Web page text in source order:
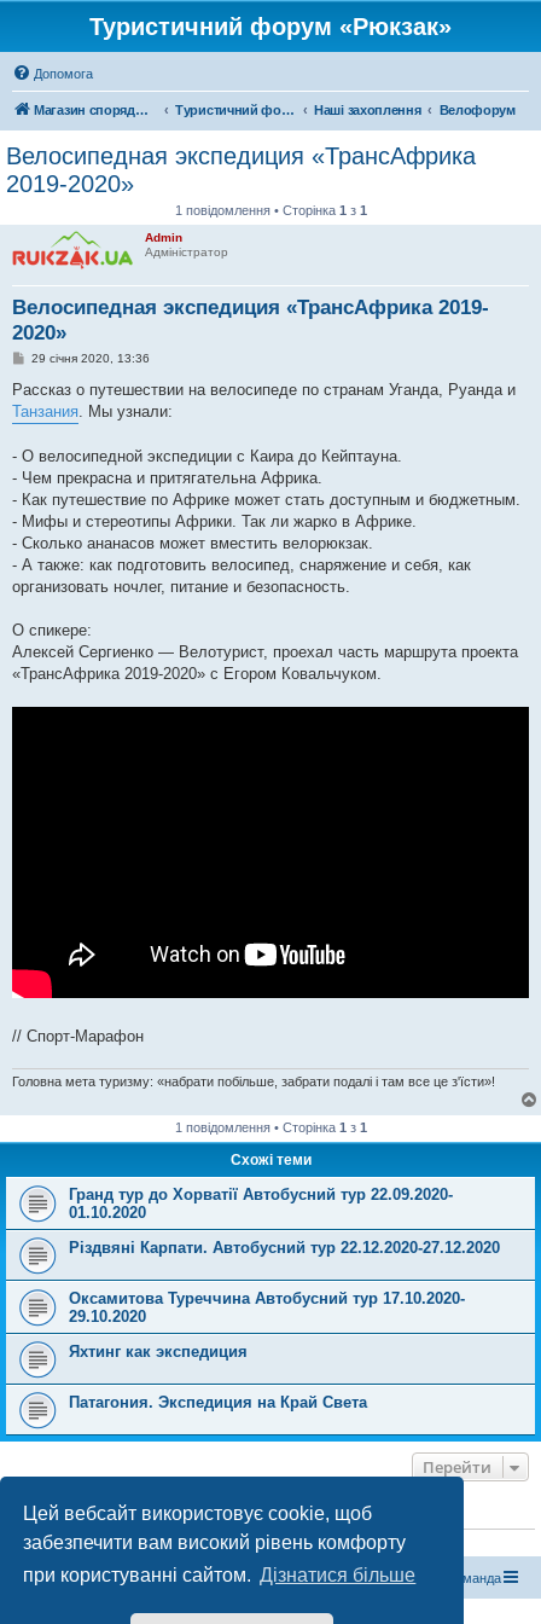
Цей вебсайт використовує cookie, щоб
забезпечити вам високий рівень комфорту
при користуванні сайтом. Дізнатися більше
Туристичний форум «Рюкзак»
Допомога
Магазин спорядження Туристичний форум «Рюкзак» Наші захоплення Велофорум
Велосипедная экспедиция «ТрансАфрика
2019-2020»
1 повідомлення • Сторінка 1 з 1
Admin
Адміністратор
Велосипедная экспедиция «ТрансАфрика 2019-
2020»
П
в
д
л
е
н
н
я
29 січня 2020, 13:36
Рассказ о путешествии на велосипеде по странам Уганда, Руанда и
Танзания. Мы узнали:
- О велосипедной экспедиции с Каира до Кейптауна.
- Чем прекрасна и притягательна Африка.
- Как путешествие по Африке может стать доступным и бюджетным.
- Мифы и стереотипы Африки. Так ли жарко в Африке.
- Сколько ананасов может вместить велорюкзак.
- А также: как подготовить велосипед, снаряжение и себя, как
организовать ночлег, питание и безопасность.
О спикере:
Алексей Сергиенко — Велотурист, проехал часть маршрута проекта
«ТрансАфрика 2019-2020» с Егором Ковальчуком.
// Спорт-Марафон
Головна мета туризму: «набрати побільше, забрати подалі і там все це з'їсти»!
1 повідомлення • Сторінка 1 з 1
Схожі теми
Гранд тур до Хорватії Автобусний тур 22.09.2020-
01.10.2020
Різдвяні Карпати. Автобусний тур 22.12.2020-27.12.2020
Оксамитова Туреччина Автобусний тур 17.10.2020-
29.10.2020
Яхтинг как экспедиция
Патагония. Экспедиция на Край Света
Перейти
ХТО ЗАРАЗ ОНЛАЙН
Зараз переглядають цей форум:ClaudeBot [бот ШІ]і 0 гостей
Магазин спорядження Туристичний форум «Рюкзак» Команда
Працює на phpBB® Forum Software © phpBB Limited